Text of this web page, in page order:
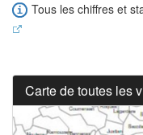
Tous les chiffres et
Carte de toutes les